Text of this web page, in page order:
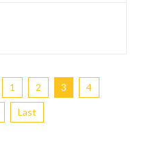
1 2 3 4
Last